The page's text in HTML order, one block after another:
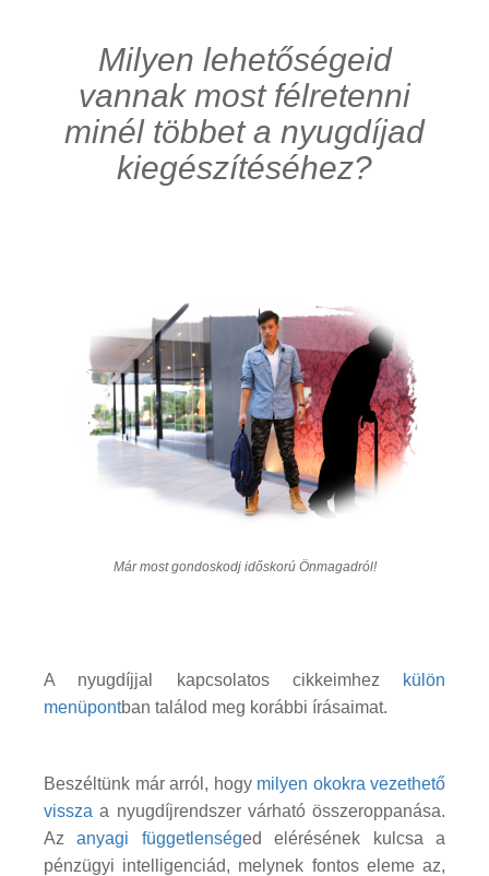
Milyen lehetőségeid
vannak most félretenni
minél többet a nyugdíjad
kiegészítéséhez?
Már most gondoskodj időskorú Önmagadról!
A nyugdíjjal kapcsolatos cikkeimhez
külön
menüpontban találod meg korábbi írásaimat.
Beszéltünk már arról, hogy milyen okokra vezethető
vissza a nyugdíjrendszer várható összeroppanása.
Azanyagi függetlenséged elérésének kulcsa a
pénzügyi intelligenciád, melynek fontos eleme az,